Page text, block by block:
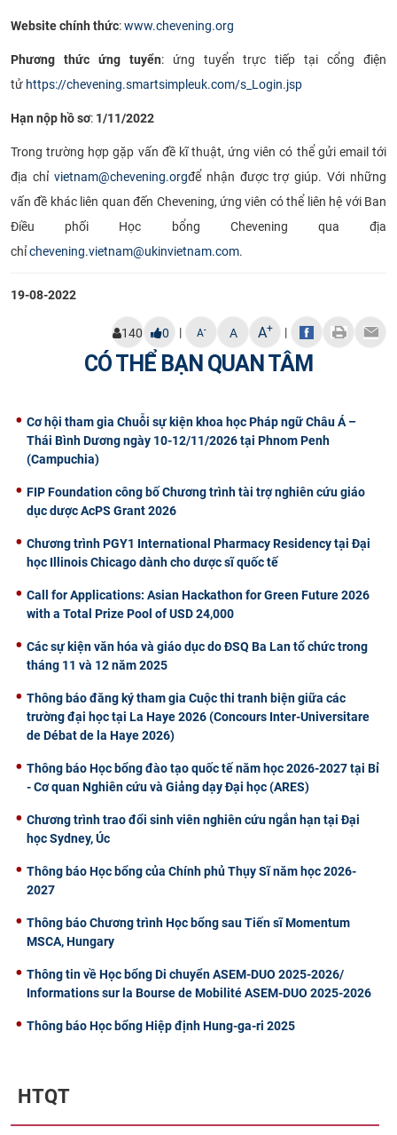
Website chính thức:www.chevening.org
Phương thức ứng tuyển: ứng tuyển trực tiếp tại cổng điện
tử https://chevening.smartsimpleuk.com/s_Login.jsp
Hạn nộp hồ sơ: 1/11/2022
Trong trường hợp gặp vấn đề kĩ thuật, ứng viên có thể gửi email tới
địa chỉ vietnam@chevening.orgđể nhận được trợ giúp. Với những
vấn đề khác liên quan đến Chevening, ứng viên có thể liên hệ với Ban
Điều phối Học bổng Chevening qua địa
chỉchevening.vietnam@ukinvietnam.com.​
19-08-2022
140 0 | A- A A+ |
CÓ THỂ BẠN QUAN TÂM
Cơ hội tham gia Chuỗi sự kiện khoa học Pháp ngữ Châu Á –
Thái Bình Dương ngày 10-12/11/2026 tại Phnom Penh
(Campuchia)
FIP Foundation công bố Chương trình tài trợ nghiên cứu giáo
dục dược AcPS Grant 2026
Chương trình PGY1 International Pharmacy Residency tại Đại
học Illinois Chicago dành cho dược sĩ quốc tế
Call for Applications: Asian Hackathon for Green Future 2026
with a Total Prize Pool of USD 24,000
Các sự kiện văn hóa và giáo dục do ĐSQ Ba Lan tổ chức trong
tháng 11 và 12 năm 2025
Thông báo đăng ký tham gia Cuộc thi tranh biện giữa các
trường đại học tại La Haye 2026 (Concours Inter-Universitare
de Débat de la Haye 2026)
Thông báo Học bổng đào tạo quốc tế năm học 2026-2027 tại Bỉ
- Cơ quan Nghiên cứu và Giảng dạy Đại học (ARES)
Chương trình trao đổi sinh viên nghiên cứu ngắn hạn tại Đại
học Sydney, Úc
Thông báo Học bổng của Chính phủ Thụy Sĩ năm học 2026-
2027
Thông báo Chương trình Học bổng sau Tiến sĩ Momentum
MSCA, Hungary
Thông tin về Học bổng Di chuyển ASEM-DUO 2025-2026/
Informations sur la Bourse de Mobilité ASEM-DUO 2025-2026
Thông báo Học bổng Hiệp định Hung-ga-ri 2025
HTQT